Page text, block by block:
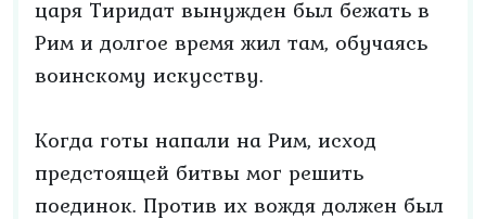
царя Тиридат вынужден был бежать в
Рим и долгое время жил там, обучаясь
воинскому искусству.
Когда готы напали на Рим, исход
предстоящей битвы мог решить
поединок. Против их вождя должен был